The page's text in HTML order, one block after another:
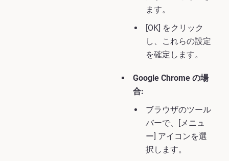
ます。
[OK] をクリック
し、これらの設定
を確定します。
Google Chrome の場
合:
ブラウザのツール
バーで、[メニュ
ー] アイコンを選
択します。